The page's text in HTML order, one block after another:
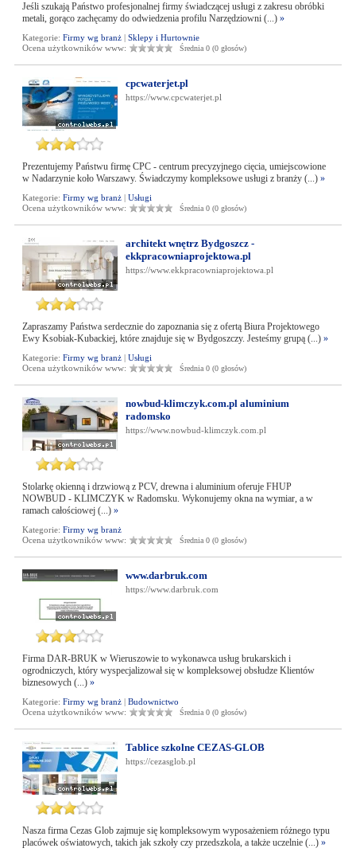
Jeśli szukają Państwo profesjonalnej firmy świadczącej usługi z zakresu obróbki
metali, gorąco zachęcamy do odwiedzenia profilu Narzędziowni (...) »
Kategorie: Firmy wg branż| Sklepy i Hurtownie
Ocena użytkowników www:
Średnia 0 (0 głosów)
cpcwaterjet.pl
https://www.cpcwaterjet.pl
Prezentujemy Państwu firmę CPC - centrum precyzyjnego cięcia, umiejscowione
w Nadarzynie koło Warszawy. Świadczymy kompleksowe usługi z branży (...) »
Kategorie: Firmy wg branż| Usługi
Ocena użytkowników www:
Średnia 0 (0 głosów)
architekt wnętrz Bydgoszcz -
ekkpracowniaprojektowa.pl
https://www.ekkpracowniaprojektowa.pl
Zapraszamy Państwa serdecznie do zapoznania się z ofertą Biura Projektowego
Ewy Ksobiak-Kubackiej, które znajduje się w Bydgoszczy. Jesteśmy grupą (...) »
Kategorie: Firmy wg branż| Usługi
Ocena użytkowników www:
Średnia 0 (0 głosów)
nowbud-klimczyk.com.pl aluminium
radomsko
https://www.nowbud-klimczyk.com.pl
Stolarkę okienną i drzwiową z PCV, drewna i aluminium oferuje FHUP
NOWBUD - KLIMCZYK w Radomsku. Wykonujemy okna na wymiar, a w
ramach całościowej (...) »
Kategorie: Firmy wg branż
Ocena użytkowników www:
Średnia 0 (0 głosów)
www.darbruk.com
https://www.darbruk.com
Firma DAR-BRUK w Wieruszowie to wykonawca usług brukarskich i
ogrodniczych, który wyspecjalizował się w kompleksowej obsłudze Klientów
biznesowych (...) »
Kategorie: Firmy wg branż| Budownictwo
Ocena użytkowników www:
Średnia 0 (0 głosów)
Tablice szkolne CEZAS-GLOB
https://cezasglob.pl
Nasza firma Cezas Glob zajmuje się kompleksowym wyposażeniem różnego typu
placówek oświatowych, takich jak szkoły czy przedszkola, a także uczelnie (...) »